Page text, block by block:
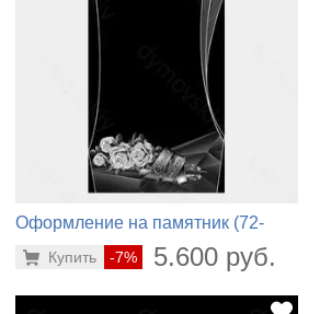
Оформление на памятник (72-
-7% 5.600 руб.
Купить